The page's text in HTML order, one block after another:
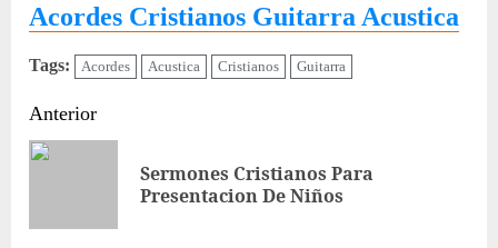
Acordes Cristianos Guitarra Acustica
Tags: Acordes Acustica Cristianos Guitarra
Sigue
leyendo
Anterior
Sermones Cristianos Para
Presentacion De Niños